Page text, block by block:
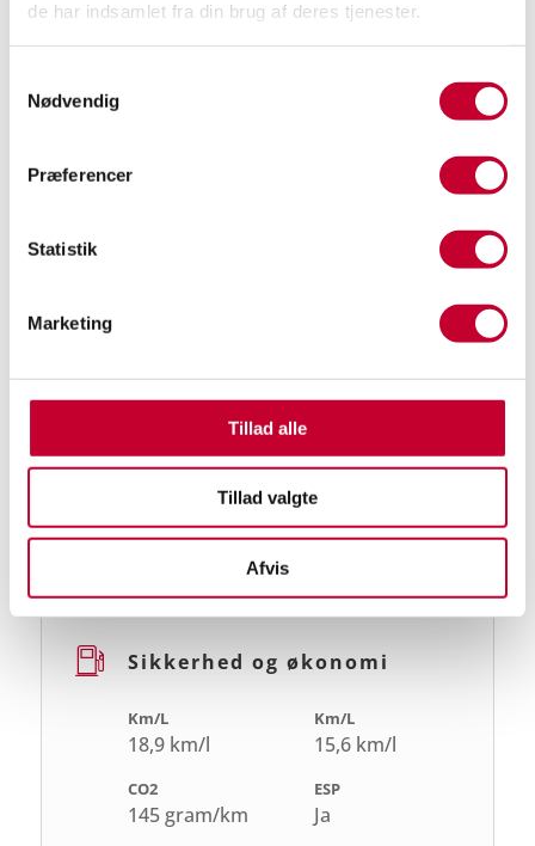
de har indsamlet fra din brug af deres tjenester.
Nødvendig
Præferencer
Statistik
Marketing
Tillad alle
Tillad valgte
Afvis
53.700 2023
1
indregistreringsda
158hk
Sikkerhed og økonomi
Km/L
18,9 km/l
Km/L
15,6 km/l
CO2
145 gram/km
ESP
Ja